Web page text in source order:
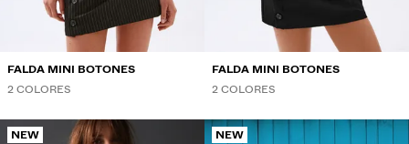
FALDA MINI BOTONES
2 COLORES
FALDA MINI BOTONES
2 COLORES
NEW NEW